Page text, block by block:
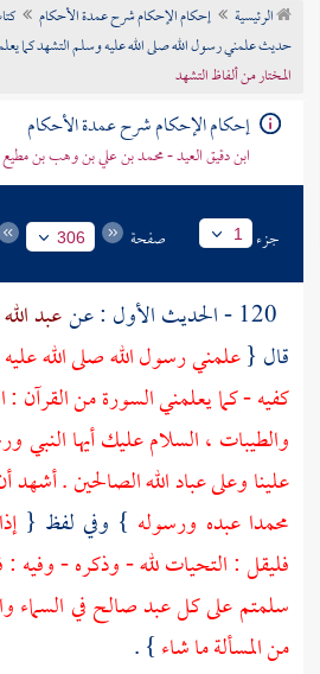
تراجم الأعلام
الرئيسية إحكام الإحكام شرح عمدة الأحكام
حديث علمني رسول الله صلى الله عليه وسلم التشهد كما
المختار من ألفاظ التشهد
إحكام الإحكام شرح عمدة الأحكام
ابن دقيق العيد - محمد بن علي بن وهب بن مطيع
جزء 1 صفحة 306
عبد
قال {علمني رسول الله صلى الله
كفيه - كما يعلمني السورة من القرآن
والطيبات ، السلام عليك أيها النبي
علينا وعلى عباد الله الصالحين . أشهد
محمدا عبده ورسوله } وفي لفظ {
فليقل : التحيات لله - وذكره - وفيه :
سلمتم على كل عبد صالح في السماء
من المسألة ما شاء} .